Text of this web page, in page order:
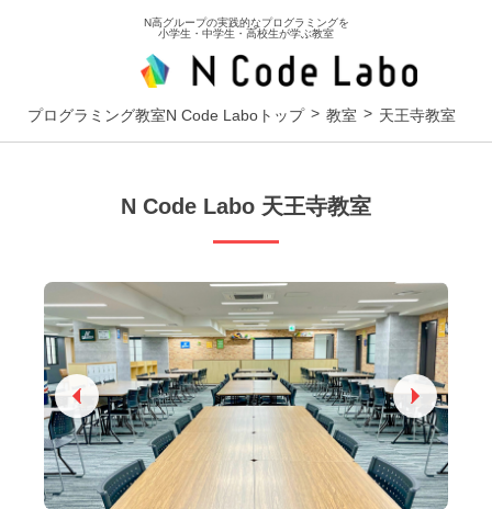
N高グループの実践的なプログラミングを
小学生・中学生・高校生が学ぶ教室
プログラミング教室N Code Laboトップ 教室 天王寺教室
N Code Labo 天王寺教室